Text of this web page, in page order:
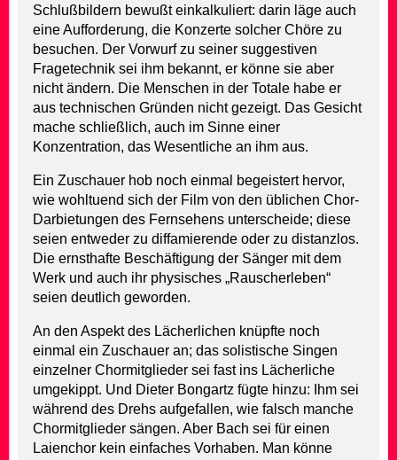
Schlußbildern bewußt einkalkuliert: darin läge auch
eine Aufforderung, die Konzerte solcher Chöre zu
besuchen. Der Vorwurf zu seiner suggestiven
Fragetechnik sei ihm bekannt, er könne sie aber
nicht ändern. Die Menschen in der Totale habe er
aus technischen Gründen nicht gezeigt. Das Gesicht
mache schließlich, auch im Sinne einer
Konzentration, das Wesentliche an ihm aus.
Ein Zuschauer hob noch einmal begeistert hervor,
wie wohltuend sich der Film von den üblichen Chor-
Darbietungen des Fernsehens unterscheide; diese
seien entweder zu diffamierende oder zu distanzlos.
Die ernsthafte Beschäftigung der Sänger mit dem
Werk und auch ihr physisches „Rauscherleben“
seien deutlich geworden.
An den Aspekt des Lächerlichen knüpfte noch
einmal ein Zuschauer an; das solistische Singen
einzelner Chormitglieder sei fast ins Lächerliche
umgekippt. Und Dieter Bongartz fügte hinzu: Ihm sei
während des Drehs aufgefallen, wie falsch manche
Chormitglieder sängen. Aber Bach sei für einen
Laienchor kein einfaches Vorhaben. Man könne